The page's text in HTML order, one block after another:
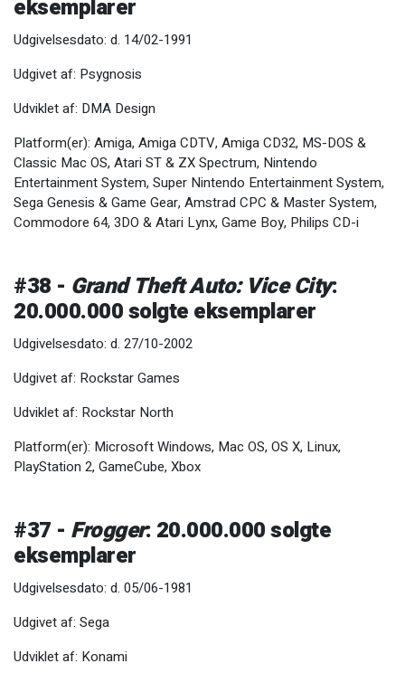
eksemplarer
Udgivelsesdato: d. 14/02-1991
Udgivet af: Psygnosis
Udviklet af: DMA Design
Platform(er): Amiga, Amiga CDTV, Amiga CD32, MS-DOS &
Classic Mac OS, Atari ST & ZX Spectrum, Nintendo
Entertainment System, Super Nintendo Entertainment System,
Sega Genesis & Game Gear, Amstrad CPC & Master System,
Commodore 64, 3DO & Atari Lynx, Game Boy, Philips CD-i
#38 - Grand Theft Auto: Vice City:
20.000.000 solgte eksemplarer
Udgivelsesdato: d. 27/10-2002
Udgivet af: Rockstar Games
Udviklet af: Rockstar North
Platform(er): Microsoft Windows, Mac OS, OS X, Linux,
PlayStation 2, GameCube, Xbox
#37 - Frogger: 20.000.000 solgte
eksemplarer
Udgivelsesdato: d. 05/06-1981
Udgivet af: Sega
Udviklet af: Konami